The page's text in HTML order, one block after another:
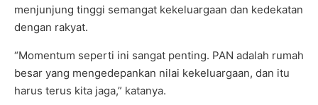
menjunjung tinggi semangat kekeluargaan dan kedekatan
dengan rakyat.
“Momentum seperti ini sangat penting. PAN adalah rumah
besar yang mengedepankan nilai kekeluargaan, dan itu
harus terus kita jaga,” katanya.